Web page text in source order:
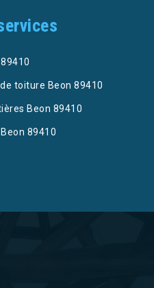
toiture Beon 89410
Beon 89410
89410